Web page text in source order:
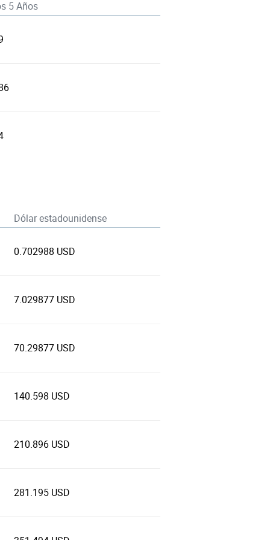
5 Años
Dólar estadounidense
0.702988 USD
7.029877 USD
70.29877 USD
140.598 USD
210.896 USD
281.195 USD